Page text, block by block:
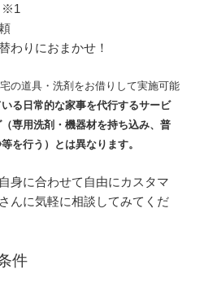
※1
わりにおまかせ！
の道具・洗剤をお借りして実施可能
る日常的な家事を代行するサービ
専用洗剤・機器材を持ち込み、普
を行う）とは異なります。
身に合わせて自由にカスタマ
んに気軽に相談してみてくだ
件